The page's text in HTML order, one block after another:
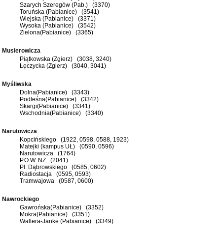
Szarych Szeregów (Pab.) (3370)
Toruńska (Pabianice) (3541)
Wiejska (Pabianice) (3371)
Wysoka (Pabianice) (3542)
Zielona(Pabianice) (3365)
Musierowicza
Piątkowska (Zgierz) (3038, 3240)
Łęczycka (Zgierz) (3040, 3041)
Myśliwska
Dolna(Pabianice) (3343)
Podleśna(Pabianice) (3342)
Skargi(Pabianice) (3341)
Wschodnia(Pabianice) (3340)
Narutowicza
Kopcińskiego (1922, 0598, 0588, 1923)
Matejki (kampus UŁ) (0590, 0596)
Narutowicza (1764)
P.O.W. NŻ (2041)
Pl. Dąbrowskiego (0585, 0602)
Radiostacja (0595, 0593)
Tramwajowa (0587, 0600)
Nawrockiego
Gawrońska(Pabianice) (3352)
Mokra(Pabianice) (3351)
Waltera-Janke (Pabianice) (3349)